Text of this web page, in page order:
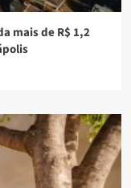
mais de R$ 1,2